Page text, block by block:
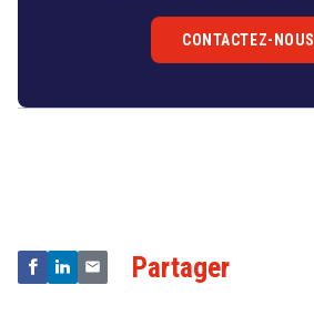
CONTACTEZ-NOUS
Partager